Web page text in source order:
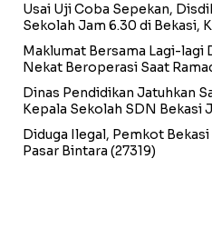
Usai Uji Coba Sepekan,
Sekolah Jam 6.30 di Bekasi,
Maklumat Bersama Lagi-lagi
Nekat Beroperasi Saat
Dinas Pendidikan Jatuhkan
Kepala Sekolah SDN Bekasi
Diduga Ilegal, Pemkot
Pasar Bintara (27319)